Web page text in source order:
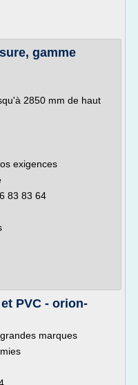
gamme
2850 mm de haut
exigences
83 83 64
PVC - orion-
marques